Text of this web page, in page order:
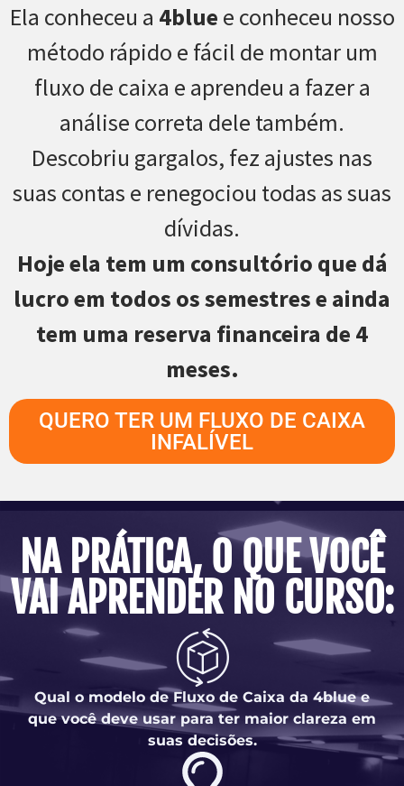
Ela conheceu a 4blue e conheceu nosso
método rápido e fácil de montar um
fluxo de caixa e aprendeu a fazer a
análise correta dele também.
Descobriu gargalos, fez ajustes nas
suas contas e renegociou todas as suas
dívidas.
Hoje ela tem um consultório que dá
lucro em todos os semestres e ainda
tem uma reserva financeira de 4
meses.
QUERO TER UM FLUXO DE CAIXA
INFALÍVEL
NA PRÁTICA, O QUE VOCÊ
VAI APRENDER NO CURSO:
Qual o modelo de Fluxo de Caixa da 4blue e
que você deve usar para ter maior clareza em
suas decisões.